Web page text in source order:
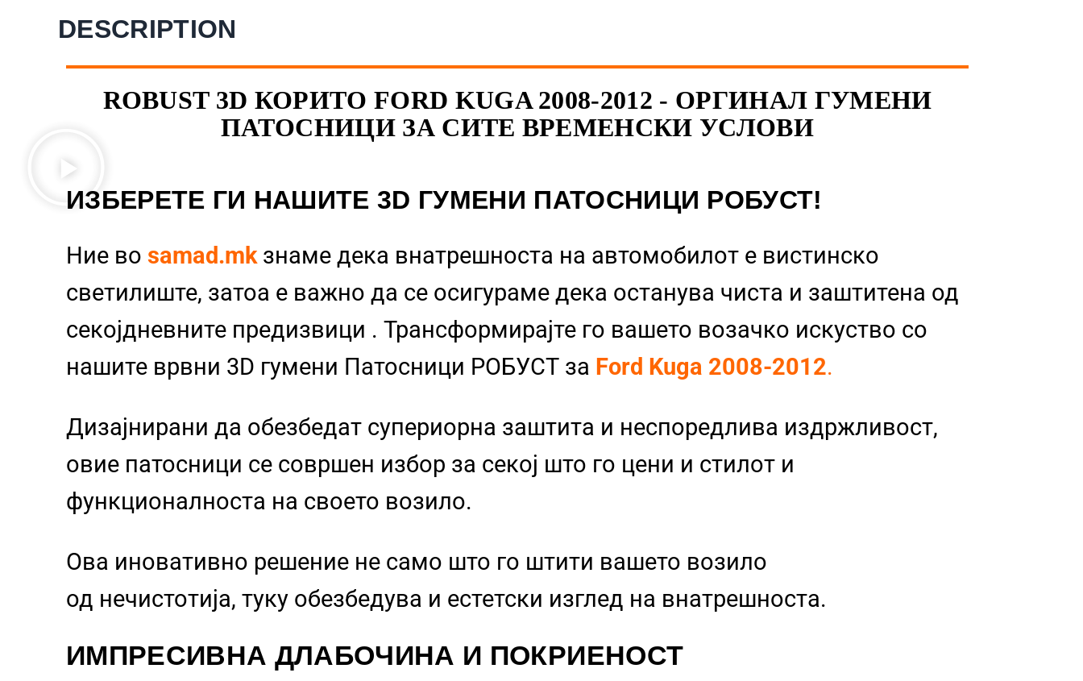
DESCRIPTION
ROBUST 3D КОРИТО FORD KUGA 2008-2012 - ОРГИНАЛ ГУМЕНИ
ПАТОСНИЦИ ЗА СИТЕ ВРЕМЕНСКИ УСЛОВИ
ИЗБЕРЕТЕ ГИ НАШИТЕ 3D ГУМЕНИ ПАТОСНИЦИ РОБУСТ!
Ние во samad.mk знаме дека внатрешноста на автомобилот е вистинско
светилиште, затоа е важно да се осигураме дека останува чиста и заштитена од
секојдневните предизвици . Трансформирајте го вашето возачко искуство со
нашите врвни 3D гумени Патосници РОБУСТ за Ford Kuga 2008-2012.
Дизајнирани да обезбедат супериорна заштита и неспоредлива издржливост,
овие патосници се совршен избор за секој што го цени и стилот и
функционалноста на своето возило.
Ова иновативно решение не само што го штити вашето возило
од нечистотија, туку обезбедува и естетски изглед на внатрешноста.
ИМПРЕСИВНА ДЛАБОЧИНА И ПОКРИЕНОСТ